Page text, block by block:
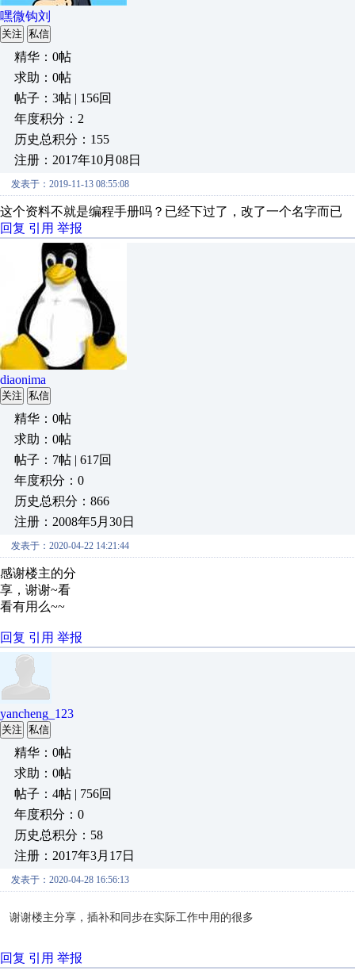
嘿微钩刘
关注 私信
精华：0帖
求助：0帖
帖子：3帖 | 156回
年度积分：2
历史总积分：155
注册：2017年10月08日
发表于：2019-11-13 08:55:08
这个资料不就是编程手册吗？已经下过了，改了一个名字而已
回复 引用 举报
diaonima
关注 私信
精华：0帖
求助：0帖
帖子：7帖 | 617回
年度积分：0
历史总积分：866
注册：2008年5月30日
发表于：2020-04-22 14:21:44
感谢楼主的分
享，谢谢~看
看有用么~~
回复 引用 举报
yancheng_123
关注 私信
精华：0帖
求助：0帖
帖子：4帖 | 756回
年度积分：0
历史总积分：58
注册：2017年3月17日
发表于：2020-04-28 16:56:13
谢谢楼主分享，插补和同步在实际工作中用的很多
回复 引用 举报